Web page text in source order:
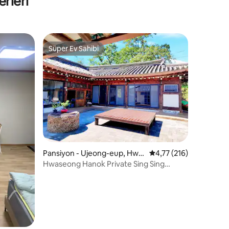
Süper Ev Sahibi
Süper Ev Sahibi
Pansiyon - Ujeong-eup, Hwa
seong-si
5 üzerinden ortalama
4,77 (216)
Hwaseong Hanok Private Sing Sing